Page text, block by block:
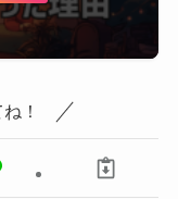
！